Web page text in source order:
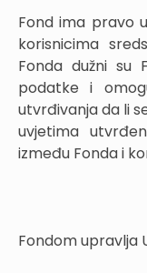
Fond ima pravo
korisnicima
Fonda dužni su
podatke i
utvrđivanja da li
uvjetima
između Fonda i
Fondom upravlja